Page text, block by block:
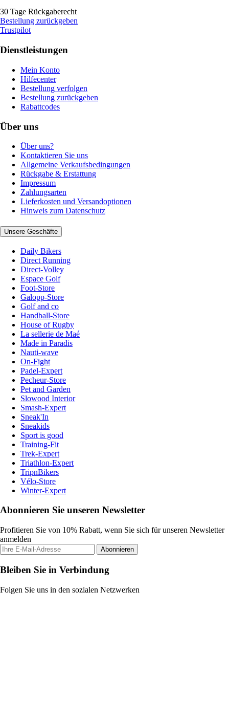
30 Tage Rückgaberecht
Bestellung zurückgeben
Trustpilot
Dienstleistungen
Mein Konto
Hilfecenter
Bestellung verfolgen
Bestellung zurückgeben
Rabattcodes
Über uns
Über uns?
Kontaktieren Sie uns
Allgemeine Verkaufsbedingungen
Rückgabe & Erstattung
Impressum
Zahlungsarten
Lieferkosten und Versandoptionen
Hinweis zum Datenschutz
Unsere Geschäfte
Daily Bikers
Direct Running
Direct-Volley
Espace Golf
Foot-Store
Galopp-Store
Golf and co
Handball-Store
House of Rugby
La sellerie de Maé
Made in Paradis
Nauti-wave
On-Fight
Padel-Expert
Pecheur-Store
Pet and Garden
Slowood Interior
Smash-Expert
Sneak'In
Sneakids
Sport is good
Training-Fit
Trek-Expert
Triathlon-Expert
TripnBikers
Vélo-Store
Winter-Expert
Abonnieren Sie unseren Newsletter
Profitieren Sie von 10% Rabatt, wenn Sie sich für unseren Newsletter
anmelden
Abonnieren
Bleiben Sie in Verbindung
Folgen Sie uns in den sozialen Netzwerken